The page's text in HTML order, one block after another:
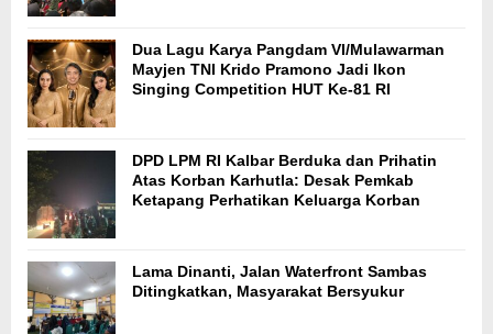
Dua Lagu Karya Pangdam VI/Mulawarman
Mayjen TNI Krido Pramono Jadi Ikon
Singing Competition HUT Ke-81 RI
DPD LPM RI Kalbar Berduka dan Prihatin
Atas Korban Karhutla: Desak Pemkab
Ketapang Perhatikan Keluarga Korban
Lama Dinanti, Jalan Waterfront Sambas
Ditingkatkan, Masyarakat Bersyukur